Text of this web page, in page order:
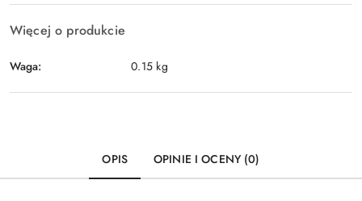
Więcej o produkcie
Waga: 0.15 kg
OPIS OPINIE I OCENY (0)